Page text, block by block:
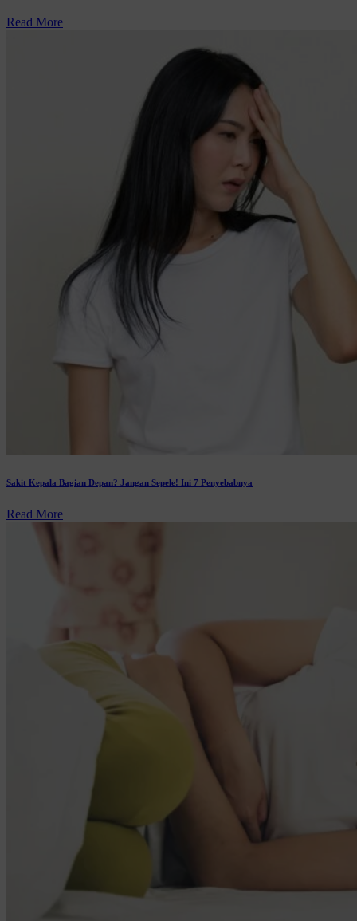
Read More
Sakit Kepala Bagian Depan? Jangan Sepele! Ini 7 Penyebabnya
Read More